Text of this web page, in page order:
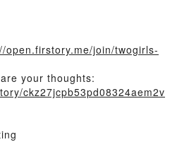
open.firstory.me/join/twogirls-
your thoughts:
ckz27jcpb53pd08324aem2v